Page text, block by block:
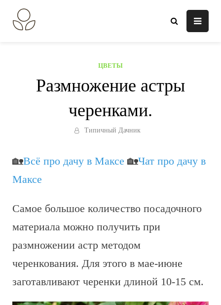
содержанию
ЦВЕТЫ
Размножение астры
черенками.
Типичный Дачник
🏡Всё про дачу в Максе 🏡Чат про дачу в
Максе
Самое большое количество посадочного
материала можно получить при
размножении астр методом
черенкования. Для этого в мае-июне
заготавливают черенки длиной 10-15 см.